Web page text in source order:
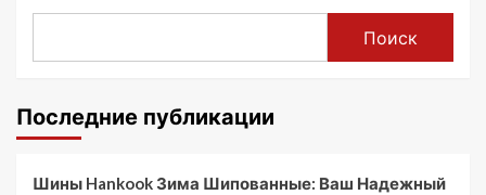
Поиск
Последние публикации
Шины Hankook Зима Шипованные: Ваш Надежный